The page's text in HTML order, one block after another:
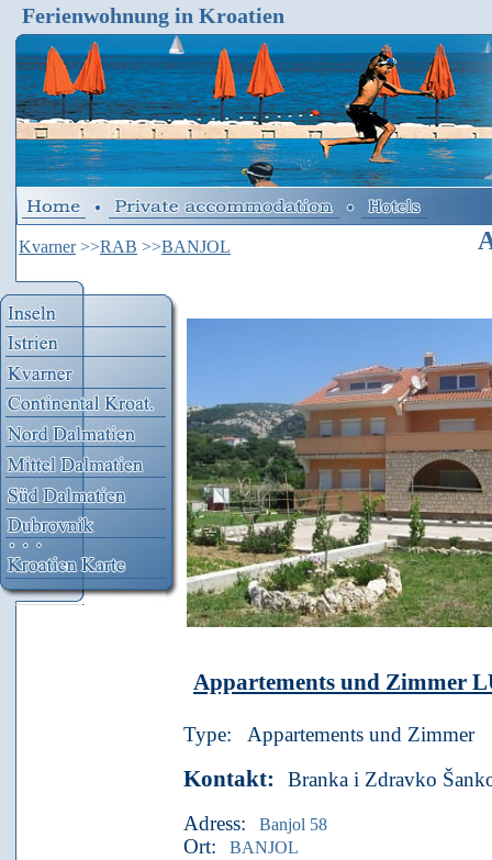
Ferienwohnung in Kroatien
Kvarner >>RAB >>BANJOL
Appartements und Zimmer
Type: Appartements und Zimmer
Kontakt:
Branka i Zdravko
Adress:
Banjol 58
Ort: BANJOL